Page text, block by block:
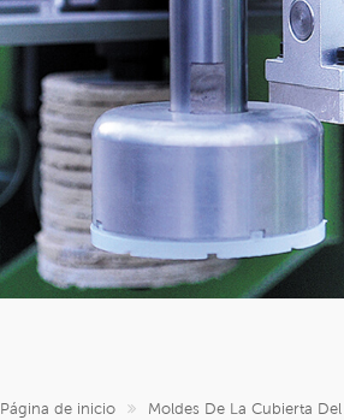
Página de inicio Moldes De La Cubierta